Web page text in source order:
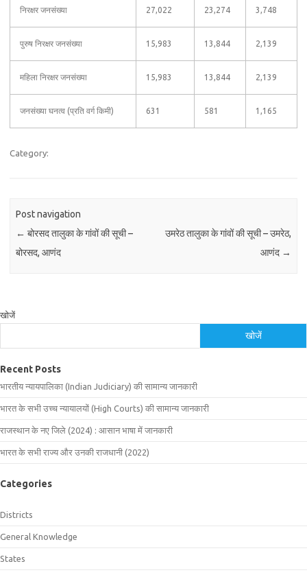
निरक्षर जनसंख्या 27,022 23,274 3,748
पुरुष निरक्षर जनसंख्या 15,983 13,844 2,139
महिला निरक्षर जनसंख्या 15,983 13,844 2,139
जनसंख्या घनत्व (प्रति वर्ग किमी) 631 581 1,165
Category:
Post navigation
← बोरसद तालुका के गांवों की सूची –
बोरसद, आणंद
उमरेठ तालुका के गांवों की सूची – उमरेठ,
आणंद →
खोजें
खोजें
Recent Posts
भारतीय न्यायपालिका (Indian Judiciary) की सामान्य जानकारी
भारत के सभी उच्च न्यायालयों (High Courts) की सामान्य जानकारी
राजस्थान के नए जिले (2024) : आसान भाषा में जानकारी
भारत के सभी राज्य और उनकी राजधानी (2022)
Categories
Districts
General Knowledge
States